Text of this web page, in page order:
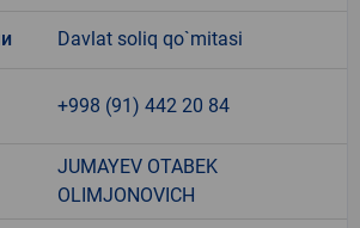
Davlat soliq qo`mitasi
+998 (91) 442 20 84
JUMAYEV OTABEK
OLIMJONOVICH